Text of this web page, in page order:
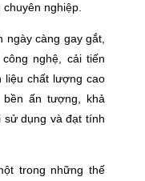
nghiệp.
càng gay gắt,
nghệ, cải tiến
liệu chất lượng cao
ấn tượng, khả
sử dụng và đạt tính
trong những thế